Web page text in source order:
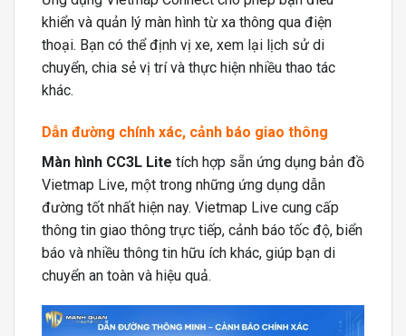
khiển và quản lý màn hình từ xa thông qua điện
thoại. Bạn có thể định vị xe, xem lại lịch sử di
chuyển, chia sẻ vị trí và thực hiện nhiều thao tác
khác.
Dẫn đường chính xác, cảnh báo giao thông
Màn hình CC3L Lite tích hợp sẵn ứng dụng bản đồ
Vietmap Live, một trong những ứng dụng dẫn
đường tốt nhất hiện nay. Vietmap Live cung cấp
thông tin giao thông trực tiếp, cảnh báo tốc độ, biển
báo và nhiều thông tin hữu ích khác, giúp bạn di
chuyển an toàn và hiệu quả.